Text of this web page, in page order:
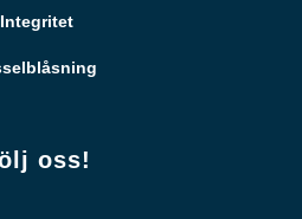
Integritet
oss!